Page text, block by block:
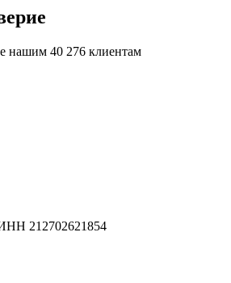
нашим 40 276 клиентам
212702621854